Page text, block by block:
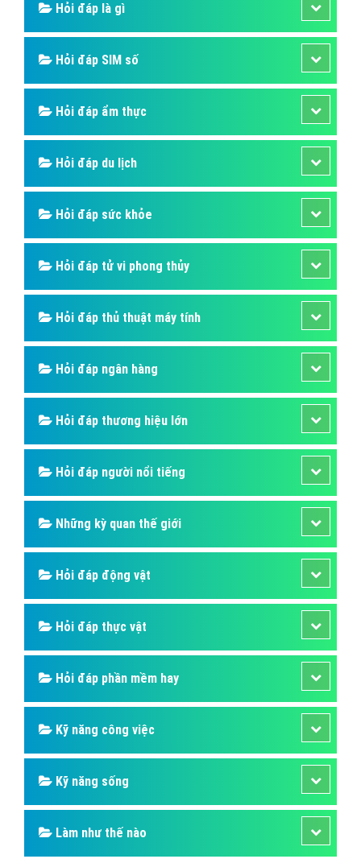
Hỏi đáp là gì
Hỏi đáp SIM số
Hỏi đáp ẩm thực
Hỏi đáp du lịch
Hỏi đáp sức khỏe
Hỏi đáp tử vi phong thủy
Hỏi đáp thủ thuật máy tính
Hỏi đáp ngân hàng
Hỏi đáp thương hiệu lớn
Hỏi đáp người nổi tiếng
Những kỳ quan thế giới
Hỏi đáp động vật
Hỏi đáp thực vật
Hỏi đáp phần mềm hay
Kỹ năng công việc
Kỹ năng sống
Làm như thế nào